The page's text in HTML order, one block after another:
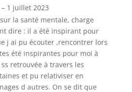
– 1 juillet 2023
la santé mentale, charge
dire : il a été inspirant pour
j ai pu écouter ,rencontrer lors
été inspirantes pour moi à
retrouvée à travers les
et pu relativiser en
d autres. On se dit que